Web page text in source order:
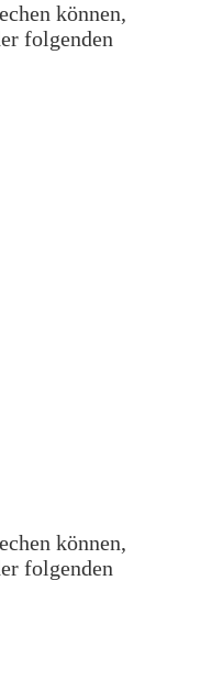
können,
folgenden
können,
folgenden